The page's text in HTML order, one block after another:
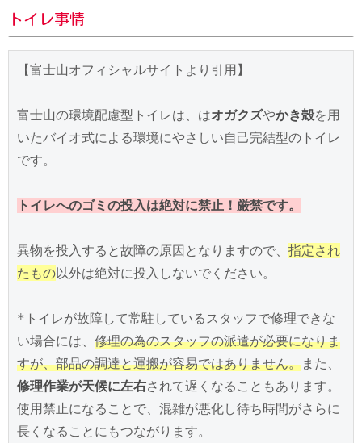
トイレ事情
【富士山オフィシャルサイトより引用】
富士山の環境配慮型トイレは、はオガクズやかき殻を用
いたバイオ式による環境にやさしい自己完結型のトイレ
です。
トイレへのゴミの投入は絶対に禁止！厳禁です。
異物を投入すると故障の原因となりますので、 指定され
たもの以外は絶対に投入しないでください。
*トイレが故障して常駐しているスタッフで修理できな
い場合には、 修理の為のスタッフの派遣が必要になりま
すが、部品の調達と運搬が容易ではありません。また、
修理作業が天候に左右されて遅くなることもあります。
使用禁止になることで、混雑が悪化し待ち時間がさらに